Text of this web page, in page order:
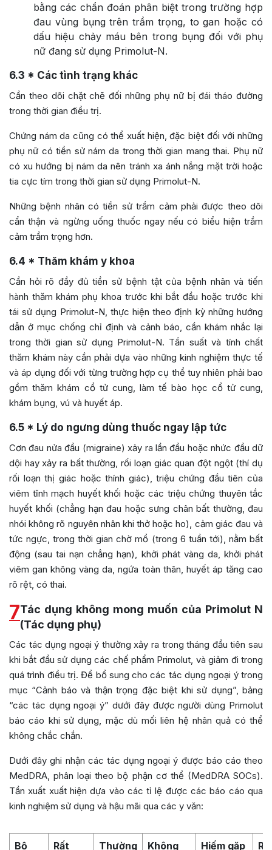
bằng các chẩn đoán phân biệt trong trường hợp
đau vùng bụng trên trầm trọng, to gan hoặc có
dấu hiệu chảy máu bên trong bụng đối với phụ
nữ đang sử dụng Primolut-N.
6.3 * Các tình trạng khác
Cần theo dõi chặt chẽ đối những phụ nữ bị đái tháo đường
trong thời gian điều trị.
Chứng nám da cũng có thể xuất hiện, đặc biệt đối với những
phụ nữ có tiền sử nám da trong thời gian mang thai. Phụ nữ
có xu hướng bị nám da nên tránh xa ánh nắng mặt trời hoặc
tia cực tím trong thời gian sử dụng Primolut-N.
Những bệnh nhân có tiền sử trầm cảm phải được theo dõi
cẩn thận và ngừng uống thuốc ngay nếu có biểu hiện trầm
cảm trầm trọng hơn.
6.4 * Thăm khám y khoa
Cần hỏi rõ đầy đủ tiền sử bệnh tật của bệnh nhân và tiến
hành thăm khám phụ khoa trước khi bắt đầu hoặc trước khi
tái sử dụng Primolut-N, thực hiện theo định kỳ những hướng
dẫn ở mục chống chỉ định và cảnh báo, cần khám nhắc lại
trong thời gian sử dụng Primolut-N. Tần suất và tính chất
thăm khám này cần phải dựa vào những kinh nghiệm thực tế
và áp dụng đối với từng trường hợp cụ thể tuy nhiên phải bao
gồm thăm khám cổ tử cung, làm tế bào học cổ tử cung,
khám bụng, vú và huyết áp.
6.5 * Lý do ngưng dùng thuốc ngay lập tức
Cơn đau nửa đầu (migraine) xảy ra lần đầu hoặc nhức đầu dữ
dội hay xảy ra bất thường, rối loạn giác quan đột ngột (thí dụ
rối loạn thị giác hoặc thính giác), triệu chứng đầu tiên của
viêm tĩnh mạch huyết khối hoặc các triệu chứng thuyên tắc
huyết khối (chẳng hạn đau hoặc sưng chân bất thường, đau
nhói không rõ nguyên nhân khi thở hoặc ho), cảm giác đau và
tức ngực, trong thời gian chờ mổ (trong 6 tuần tới), nằm bất
động (sau tai nạn chẳng hạn), khởi phát vàng da, khởi phát
viêm gan không vàng da, ngứa toàn thân, huyết áp tăng cao
rõ rệt, có thai.
7Tác dụng không mong muốn của Primolut N
(Tác dụng phụ)
Các tác dụng ngoại ý thường xảy ra trong tháng đầu tiên sau
khi bắt đầu sử dụng các chế phẩm Primolut, và giảm đi trong
quá trình điều trị. Để bổ sung cho các tác dụng ngoại ý trong
mục “Cảnh báo và thận trọng đặc biệt khi sử dụng”, bảng
“các tác dụng ngoại ý” dưới đây được người dùng Primolut
báo cáo khi sử dụng, mặc dù mối liên hệ nhân quả có thể
không chắc chắn.
Dưới đây ghi nhận các tác dụng ngoại ý được báo cáo theo
MedDRA, phân loại theo bộ phận cơ thể (MedDRA SOCs).
Tần xuất xuất hiện dựa vào các tỉ lệ được các báo cáo qua
kinh nghiệm sử dụng và hậu mãi qua các y văn:
Bộ
Rất
Thường
Không
Hiếm gặp